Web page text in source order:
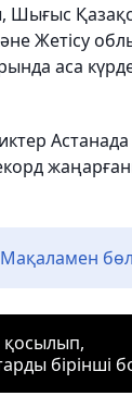
Шығыс
Жетісу
аса
Мақаламен
қосылып,
бірінші